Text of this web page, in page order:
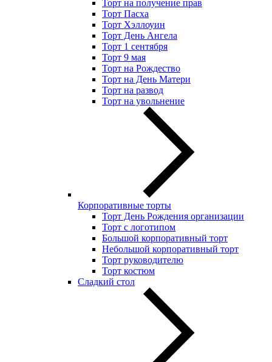
Торт на получение прав
Торт Пасха
Торт Хэллоуин
Торт День Ангела
Торт 1 сентября
Торт 9 мая
Торт на Рождество
Торт на День Матери
Торт на развод
Торт на увольнение
Корпоративные торты
Торт День Рождения организации
Торт с логотипом
Большой корпоративный торт
Небольшой корпоративный торт
Торт руководителю
Торт костюм
Сладкий стол